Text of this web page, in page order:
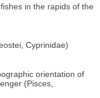
in the rapids of the
Cyprinidae)
orientation of
(Pisces,